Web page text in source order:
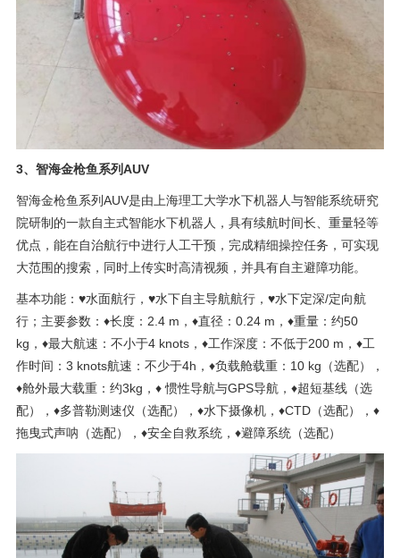
3、智海金枪鱼系列AUV
智海金枪鱼系列AUV是由上海理工大学水下机器人与智能系统研究
院研制的一款自主式智能水下机器人，具有续航时间长、重量轻等
优点，能在自治航行中进行人工干预，完成精细操控任务，可实现
大范围的搜索，同时上传实时高清视频，并具有自主避障功能。
基本功能：♥水面航行，♥水下自主导航航行，♥水下定深/定向航
行；主要参数：♦长度：2.4 m，♦直径：0.24 m，♦重量：约50
kg，♦最大航速：不小于4 knots，♦工作深度：不低于200 m，♦工
作时间：3 knots航速：不少于4h，♦负载舱载重：10 kg（选配），
♦舱外最大载重：约3kg，♦ 惯性导航与GPS导航，♦超短基线（选
配），♦多普勒测速仪（选配），♦水下摄像机，♦CTD（选配），♦
拖曳式声呐（选配），♦安全自救系统，♦避障系统（选配）